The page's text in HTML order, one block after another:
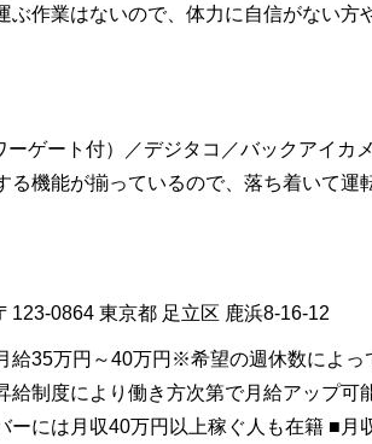
ぶ作業はないので、体力に自信がない方
ーゲート付）／デジタコ／バックアイカ
機能が揃っているので、落ち着いて運
123-0864 東京都 足立区 鹿浜8-16-12
給35万円～40万円※希望の週休数によ
給制度により働き方次第で月給アップ可
ーには月収40万円以上稼ぐ人も在籍 ■月